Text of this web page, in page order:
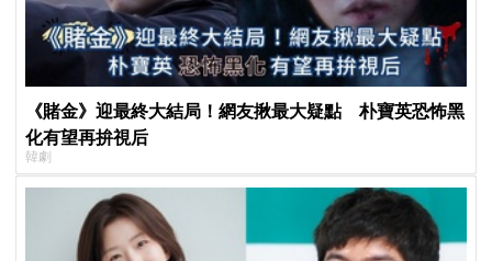
《賭金》迎最終大結局！網友揪最大疑點 朴寶英恐怖黑
化有望再拚視后
韓劇